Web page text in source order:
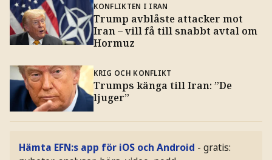
KONFLIKTEN I IRAN
Trump avblåste attacker mot
Iran – vill få till snabbt avtal om
Hormuz
KRIG OCH KONFLIKT
Trumps känga till Iran: ”De
ljuger”
Hämta EFN:s app för iOS och Android - gratis: